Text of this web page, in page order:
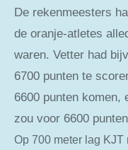
De rekenmeesters
de oranje-atletes
waren. Vetter had
6700 punten te
6600 punten komen,
zou voor 6600
Op 700 meter lag KJT